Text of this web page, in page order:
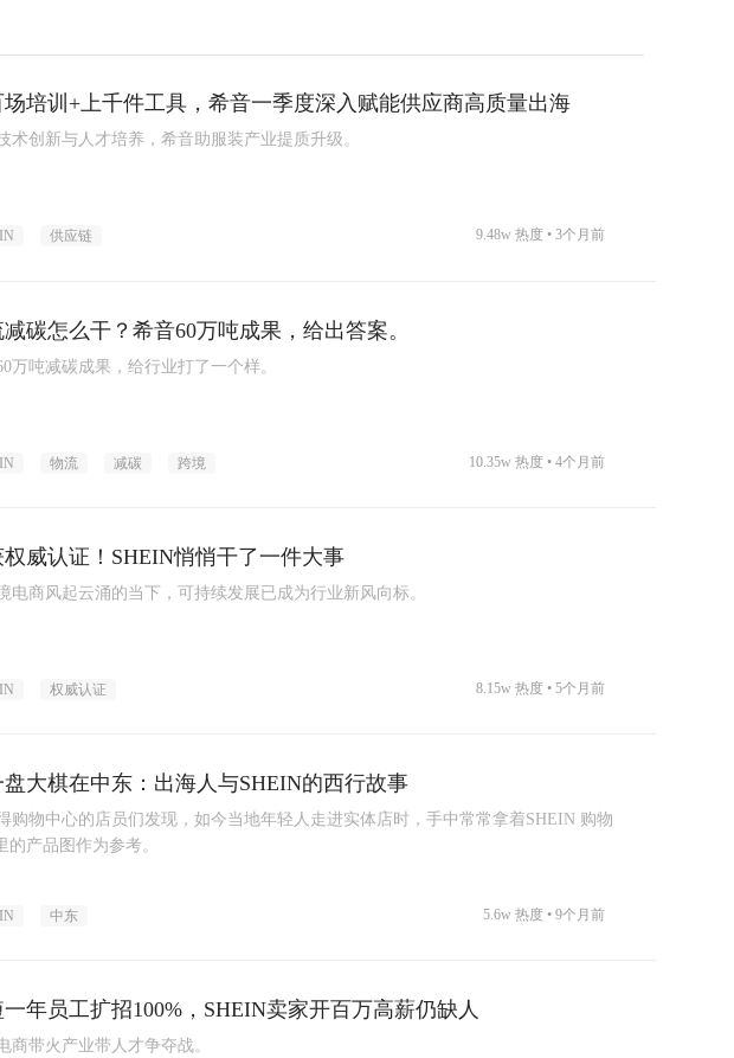
场培训+上千件工具，希音一季度深入赋能供应商高质量出海
术创新与人才培养，希音助服装产业提质升级。
供应链 3个月前
9.48w 热度 •
碳怎么干？希音60万吨成果，给出答案。
万吨减碳成果，给行业打了一个样。
物流 减碳 跨境 4个月前
10.35w 热度 •
威认证！SHEIN悄悄干了一件大事
电商风起云涌的当下，可持续发展已成为行业新风向标。
权威认证 5个月前
8.15w 热度 •
大棋在中东：出海人与SHEIN的西行故事
购物中心的店员们发现，如今当地年轻人走进实体店时，手中常常拿着SHEIN 购物
的产品图作为参考。
中东 9个月前
5.6w 热度 •
年员工扩招100%，SHEIN卖家开百万高薪仍缺人
商带火产业带人才争夺战。